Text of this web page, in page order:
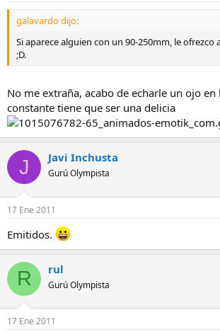
galavardo dijo:
Si aparece alguien con un 90-250mm, le ofrezco
;D.
No me extraña, acabo de echarle un ojo en
constante tiene que ser una delicia
J Javi Inchusta
Gurú Olympista
17 Ene 2011
Emitidos.
R rul
Gurú Olympista
17 Ene 2011